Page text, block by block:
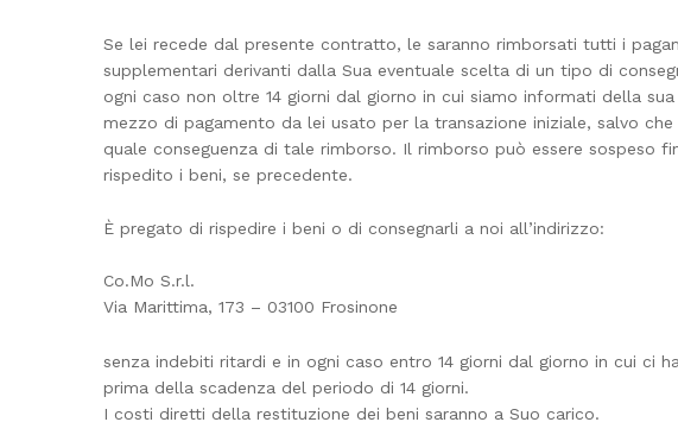
Se lei recede dal presente contratto, le saranno rimborsati tutti i
supplementari derivanti dalla Sua eventuale scelta di un tipo di
ogni caso non oltre 14 giorni dal giorno in cui siamo informati della
mezzo di pagamento da lei usato per la transazione iniziale, salvo
quale conseguenza di tale rimborso. Il rimborso può essere sospeso
rispedito i beni, se precedente.
È pregato di rispedire i beni o di consegnarli a noi all’indirizzo:
Co.Mo S.r.l.
Via Marittima, 173 – 03100 Frosinone
senza indebiti ritardi e in ogni caso entro 14 giorni dal giorno in cui ci
prima della scadenza del periodo di 14 giorni.
I costi diretti della restituzione dei beni saranno a Suo carico.